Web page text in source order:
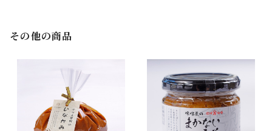
その他の商品